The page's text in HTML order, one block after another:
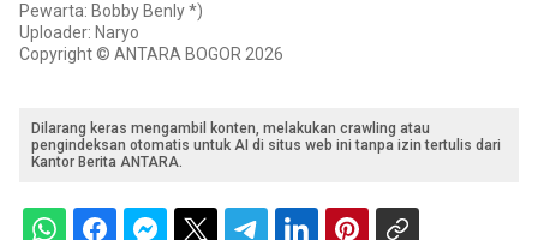
Pewarta: Bobby Benly *)
Uploader: Naryo
Copyright © ANTARA BOGOR 2026
Dilarang keras mengambil konten, melakukan crawling atau
pengindeksan otomatis untuk AI di situs web ini tanpa izin tertulis dari
Kantor Berita ANTARA.